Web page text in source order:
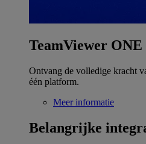
TeamViewer ONE
Ontvang de volledige kracht
één platform.
Meer informatie
Belangrijke